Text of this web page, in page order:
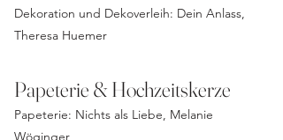
Dekoration und Dekoverleih: Dein Anlass,
Theresa Huemer
Papeterie & Hochzeitskerze
Papeterie: Nichts als Liebe, Melanie
Wöginger